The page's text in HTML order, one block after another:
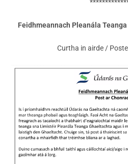
Feidhmeannach Pleanála
Curtha in airde /